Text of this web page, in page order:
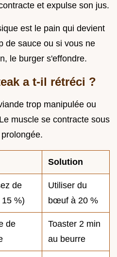
et expulse son jus.
est le pain qui devient
de sauce ou si vous ne
le burger s'effondre.
a t-il rétréci ?
trop manipulée ou
muscle se contracte sous
Solution
de
%)
Utiliser du
bœuf à 20 %
de
Toaster 2 min
au beurre